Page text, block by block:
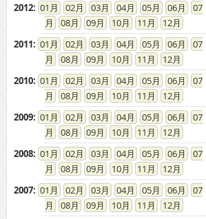
2012: 01 02 03 04 05 06
07
08
09 10 11
12
2011: 01 02 03 04 05 06
07
08
09 10 11
12
2010: 01 02 03 04 05 06
07
08
09 10 11
12
2009: 01 02 03 04 05 06
07
08
09 10 11
12
2008: 01 02 03 04 05 06
07
08
09 10 11
12
2007: 01 02 03 04 05 06
07
08
09 10 11
12